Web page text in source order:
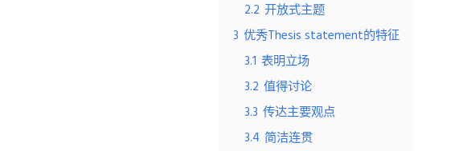
2.2 开放式主题
3 优秀Thesis statement的特征
3.1 表明立场
3.2 值得讨论
3.3 传达主要观点
3.4 简洁连贯